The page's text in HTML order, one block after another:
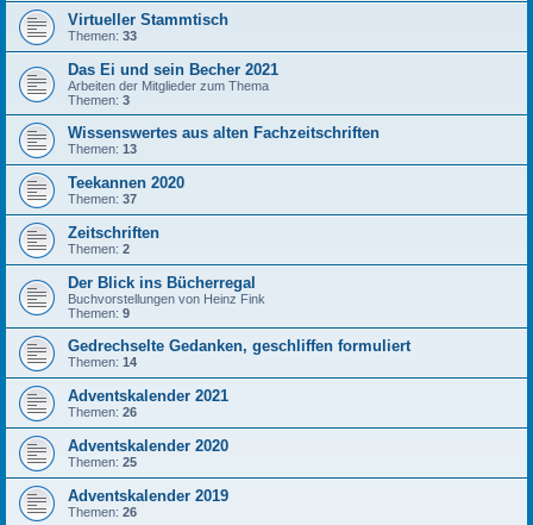
Virtueller Stammtisch
Themen: 33
Das Ei und sein Becher 2021
Arbeiten der Mitglieder zum Thema
Themen: 3
Wissenswertes aus alten Fachzeitschriften
Themen: 13
Teekannen 2020
Themen: 37
Zeitschriften
Themen: 2
Der Blick ins Bücherregal
Buchvorstellungen von Heinz Fink
Themen: 9
Gedrechselte Gedanken, geschliffen formuliert
Themen: 14
Adventskalender 2021
Themen: 26
Adventskalender 2020
Themen: 25
Adventskalender 2019
Themen: 26